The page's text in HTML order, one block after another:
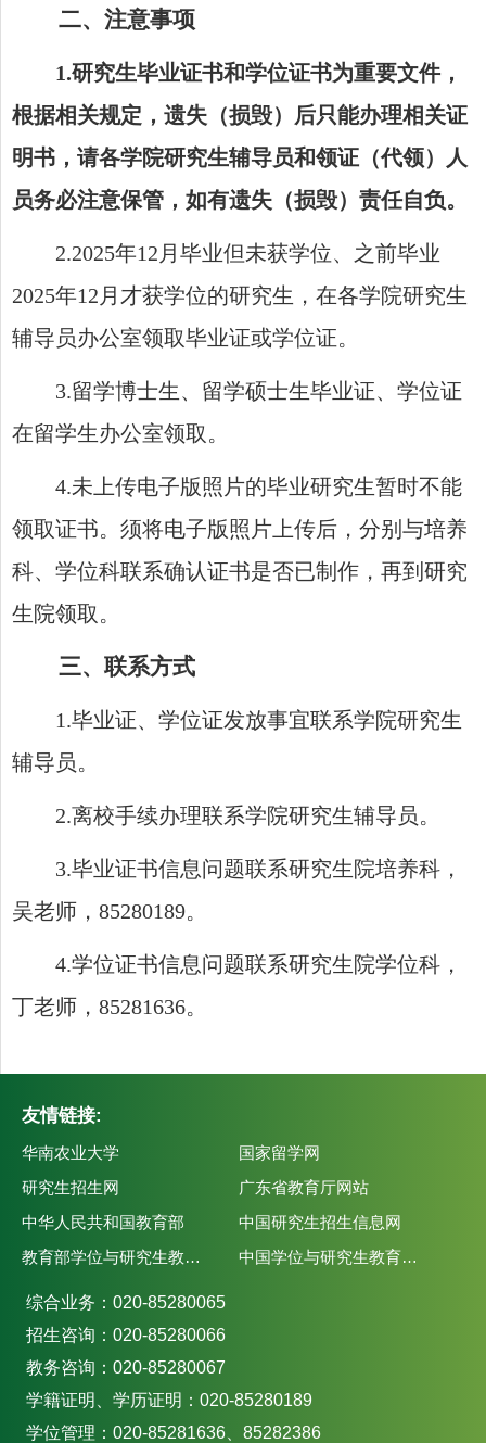
二、注意事项
1.研究生毕业证书和学位证书为重要文件，
根据相关规定，遗失（损毁）后只能办理相关证
明书，请各学院研究生辅导员和领证（代领）人
员务必注意保管，如有遗失（损毁）责任自负。
2.2025年12 月毕业但未获学位、 之前毕业
2025年12 月 才获学位的研究生，在各学院研究生
辅导员办公室领取毕业证或学位证。
3.留学博士生、留学硕士生毕业证、学位证
在留学生办公室领取。
4.未 上传电子版照片的毕业研究生暂时不能
领取证书。须将电子版照片上传后 ， 分别与培养
科、学位科联系确认证书是否已制作 ，再到研究
生院领取。
三、联系方式
1.毕业证、学位证发放事宜联系学院研究生
辅导员。
2.离校手续办理联系学院研究生辅导员。
3.毕业证书信息问题联系研究生院培养科 ，
吴老师 ， 85280189。
4.学位证书信息问题联系研究生院学位科 ，
丁老师 ， 85281636。
友情链接:
华南农业大学
国家留学网
研究生招生网
广东省教育厅网站
中华人民共和国教育部
中国研究生招生信息网
教育部学位与研究生教育发展中心
中国学位与研究生教育学会
综合业务：020-85280065
招生咨询：020-85280066
教务咨询：020-85280067
学籍证明、学历证明：020-85280189
学位管理：020-85281636、85282386